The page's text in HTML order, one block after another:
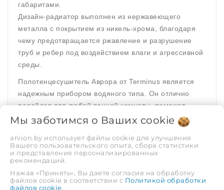
габаритами.
Дизайн-радиатор выполнен из нержавеющего
металла с покрытием из никель-хрома, благодаря
чему предотвращается ржавление и разрушение
труб и ребер под воздействием влаги и агрессивной
среды.
Полотенцесушитель Аврора от Terminus является
надежным прибором водяного типа. Он отлично
подойдет для любой ванной комнаты, поможет
сделать ее теплой, сухой, уютной. Изделие
группируются между собой по нескольку штук.
Общее их количество, а также высота конструкции
могут быть различными.
Благодаря разнообразию модификаций данная
Мы заботимся о Ваших cookie
arvion.by использует файлы cookie для улучшения
Вашего пользовательского опыта, сбора статистики
и представления персонализированных
рекомендаций.
Нажав «Принять», Вы даете согласие на обработку
файлов cookie в соответствии с Политикой обработки
файлов cookie.